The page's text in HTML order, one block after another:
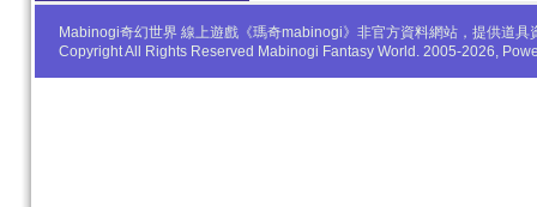
Mabinogi奇幻世界 線上遊戲《瑪奇mabinogi》非官方資料網站，提供道
Copyright All Rights Reserved Mabinogi Fantasy World. 2005-2026,